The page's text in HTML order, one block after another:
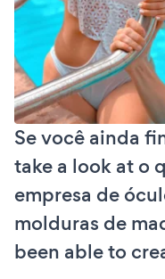
Se você ainda
take a look at o
empresa de
molduras de
been able to